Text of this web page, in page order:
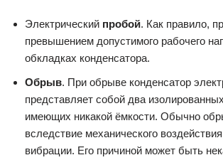
Электрический пробой. Как правило,
превышением допустимого рабочего
обкладках конденсатора.
Обрыв. При обрыве конденсатор
представляет собой два
имеющих никакой ёмкости. Обычно
вследствие механического
вибрации. Его причиной может быть